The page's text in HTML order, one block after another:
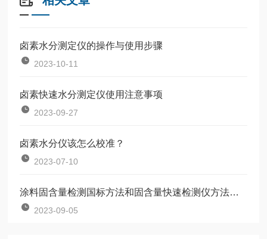
卤素水分测定仪的操作与使用步骤
2023-10-11
卤素快速水分测定仪使用注意事项
2023-09-27
卤素水分仪该怎么校准？
2023-07-10
涂料固含量检测国标方法和固含量快速检测仪方法对比
2023-09-05